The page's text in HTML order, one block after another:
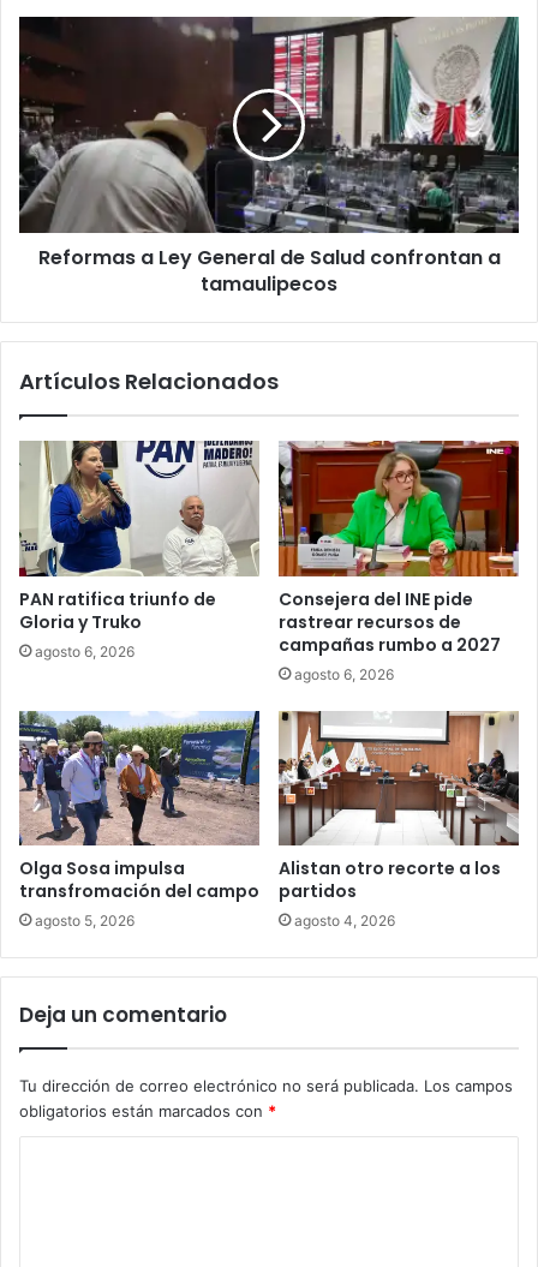
Reformas a Ley General de Salud confrontan a
tamaulipecos
Artículos Relacionados
PAN ratifica triunfo de
Gloria y Truko
agosto 6, 2026
Consejera del INE pide
rastrear recursos de
campañas rumbo a 2027
agosto 6, 2026
Olga Sosa impulsa
transfromación del campo
agosto 5, 2026
Alistan otro recorte a los
partidos
agosto 4, 2026
Deja un comentario
Tu dirección de correo electrónico no será publicada. Los campos
obligatorios están marcados con *